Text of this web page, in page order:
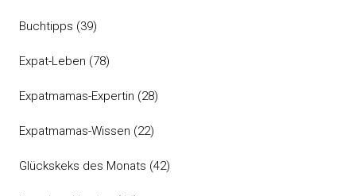
Buchtipps (39)
Expat-Leben (78)
Expatmamas-Expertin (28)
Expatmamas-Wissen (22)
Glückskeks des Monats (42)